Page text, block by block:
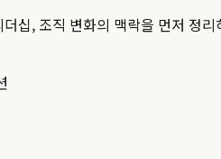
십, 조직 변화의 맥락을 먼저 정